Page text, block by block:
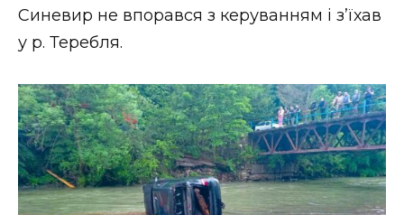
ЗАКАРПАТСЬКІ НОВИНИ
НОВИНИ ЗАХІДНОЇ УКРАЇНИ
ФОТО
Синевир не впорався з керуванням і з’їхав
у р. Теребля.